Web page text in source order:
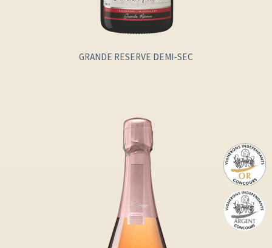
GRANDE RESERVE DEMI-SEC